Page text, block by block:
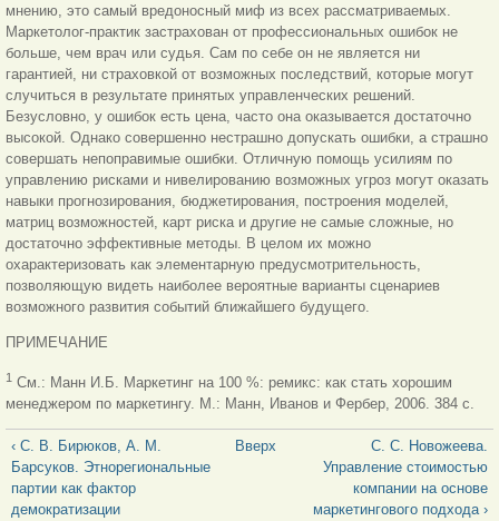
мнению, это самый вредоносный миф из всех рассматриваемых.
Маркетолог-практик застрахован от профессиональных ошибок не
больше, чем врач или судья. Сам по себе он не является ни
гарантией, ни страховкой от возможных последствий, которые могут
случиться в результате принятых управленческих решений.
Безусловно, у ошибок есть цена, часто она оказывается достаточно
высокой. Однако совершенно нестрашно допускать ошибки, а страшно
совершать непоправимые ошибки. Отличную помощь усилиям по
управлению рисками и нивелированию возможных угроз могут оказать
навыки прогнозирования, бюджетирования, построения моделей,
матриц возможностей, карт риска и другие не самые сложные, но
достаточно эффективные методы. В целом их можно
охарактеризовать как элементарную предусмотрительность,
позволяющую видеть наиболее вероятные варианты сценариев
возможного развития событий ближайшего будущего.
ПРИМЕЧАНИЕ
1 См.: Манн И.Б. Маркетинг на 100 %: ремикс: как стать хорошим
менеджером по маркетингу. М.: Манн, Иванов и Фербер, 2006. 384 с.
‹ С. В. Бирюков, А. М.
Барсуков. Этнорегиональные
партии как фактор
демократизации
Вверх
С. С. Новожеева.
Управление стоимостью
компании на основе
маркетингового подхода ›